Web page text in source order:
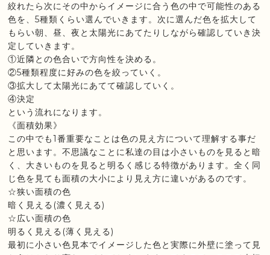
絞れたら次にその中からイメージに合う色の中で可能性のある
色を、5種類くらい選んでいきます。次に選んだ色を拡大して
もらい朝、昼、夜と太陽光にあてたりしながら確認していき決
定していきます。
①近隣との色合いで方向性を決める。
②5種類程度に好みの色を絞っていく。
③拡大して太陽光にあてて確認していく。
④決定
という流れになります。
《面積効果》
この中でも1番重要なことは色の見え方について理解する事だ
と思います。不思議なことに私達の目は小さいものを見ると暗
く、大きいものを見ると明るく感じる特徴があります。全く同
じ色を見ても面積の大小により見え方に違いがあるのです。
☆狭い面積の色
暗く見える(濃く見える)
☆広い面積の色
明るく見える(薄く見える)
最初に小さい色見本でイメージした色と実際に外壁に塗って見